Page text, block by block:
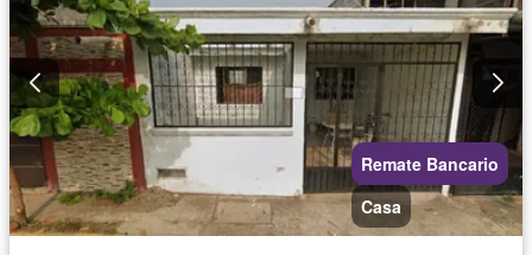
Remate Bancario
Casa